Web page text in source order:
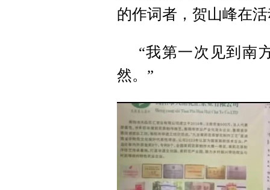
的作词者，贺山峰在
“我第一次见到南
然。”